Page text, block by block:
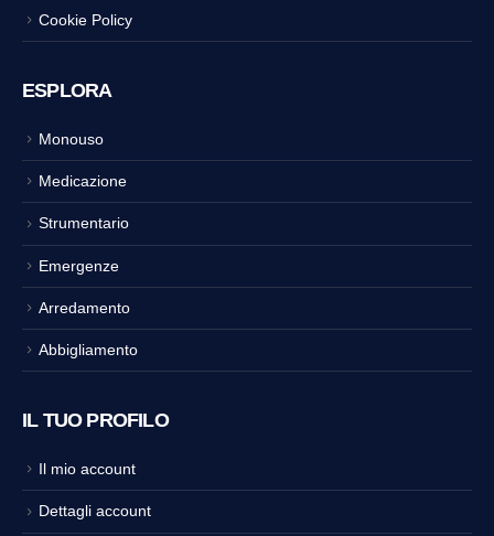
Cookie Policy
ESPLORA
Monouso
Medicazione
Strumentario
Emergenze
Arredamento
Abbigliamento
IL TUO PROFILO
Il mio account
Dettagli account